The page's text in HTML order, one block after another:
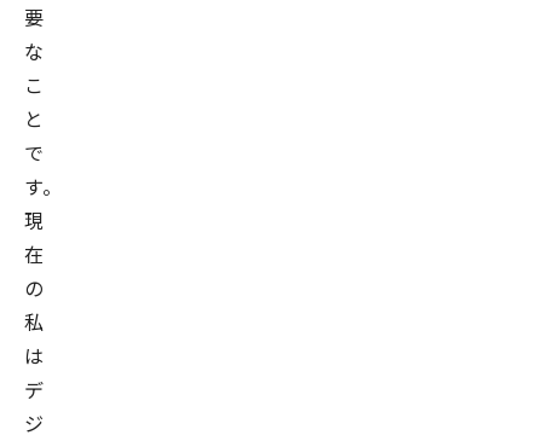
要
な
こ
と
で
す。
現
在
の
私
は
デ
ジ